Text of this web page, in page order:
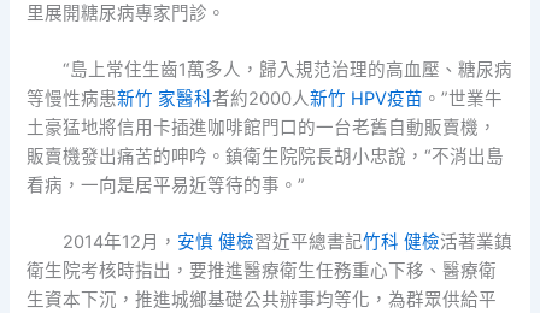
里展開糖尿病專家門診。
“島上常住生齒1萬多人，歸入規范治理的高血壓、糖尿病
等慢性病患新竹 家醫科者約2000人新竹 HPV疫苗 。”世業牛
土豪猛地將信用卡插進咖啡館門口的一台老舊自動販賣機，
販賣機發出痛苦的呻吟。鎮衛生院院長胡小忠說，“不消出島
看病，一向是居平易近等待的事。”
2014年12月， 安慎 健檢習近平總書記竹科 健檢活著業鎮
衛生院考核時指出，要推進醫療衛生任務重心下移、醫療衛
生資本下沉，推進城鄉基礎公共辦事均等化，為群眾供給平